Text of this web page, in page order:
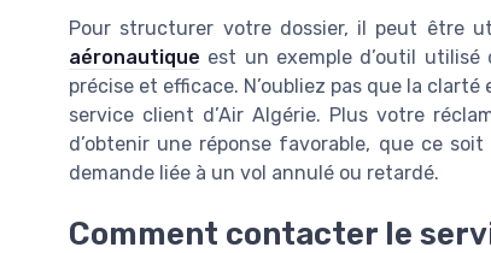
Pour structurer votre dossier, il peut être
aéronautique est un exemple d’outil
précise et efficace. N’oubliez pas que la
service client d’Air Algérie. Plus votre
d’obtenir une réponse favorable, que ce
demande liée à un vol annulé ou retardé.
Comment contacter le